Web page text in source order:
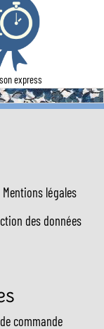
express
Mentions légales
des données
commande